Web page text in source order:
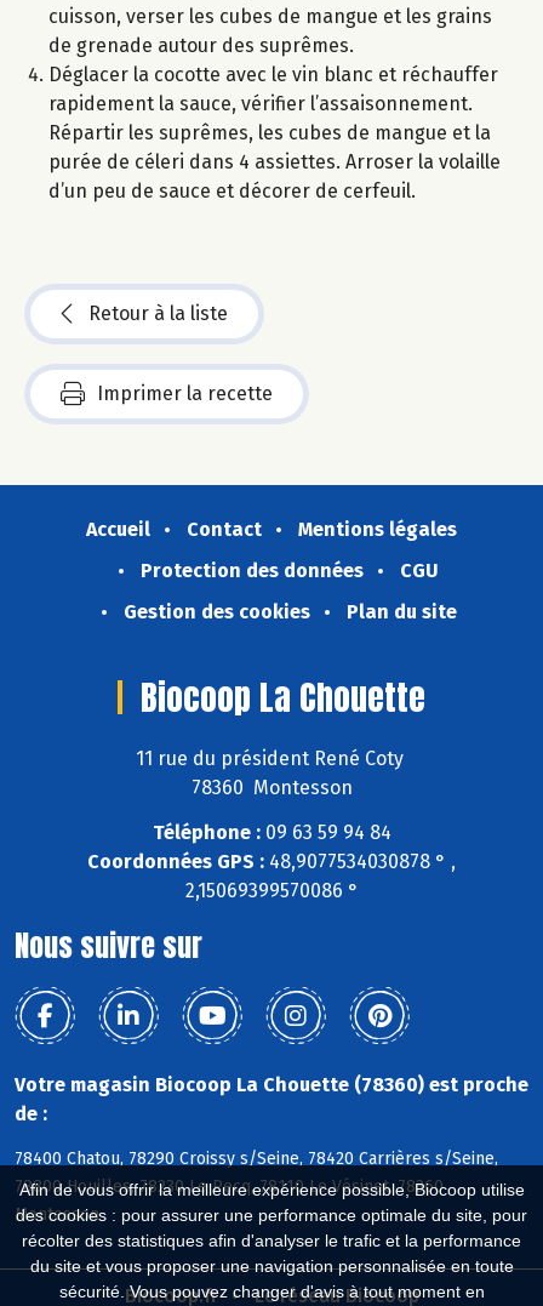
Afin de vous offrir la meilleure expérience possible, Biocoop utilise
des cookies : pour assurer une performance optimale du site, pour
récolter des statistiques afin d'analyser le trafic et la performance
du site et vous proposer une navigation personnalisée en toute
sécurité. Vous pouvez changer d'avis à tout moment en
cuisson, verser les cubes de mangue et les grains
de grenade autour des suprêmes.
Déglacer la cocotte avec le vin blanc et réchauffer
rapidement la sauce, vérifier l’assaisonnement.
Répartir les suprêmes, les cubes de mangue et la
purée de céleri dans 4 assiettes. Arroser la volaille
d’un peu de sauce et décorer de cerfeuil.
Retour à la liste
Imprimer la recette
Accueil Contact
Mentions légales
Protection des données
CGU
Gestion des cookies
Plan du site
Biocoop La Chouette
11 rue du président René Coty
78360 Montesson
Téléphone :09 63 59 94 84
Coordonnées GPS : 48,9077534030878 ° ,
2,15069399570086 °
Nous suivre sur
Votre magasin Biocoop La Chouette (78360) est proche
de :
78400 Chatou, 78290 Croissy s/Seine, 78420 Carrières s/Seine,
78800 Houilles, 78230 Le Pecq, 78110 Le Vésinet, 78360
Montesson
Biocoop.fr Le réseau Biocoop